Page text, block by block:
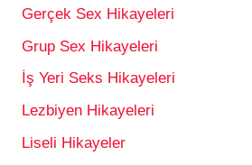
Gerçek Sex Hikayeleri
Grup Sex Hikayeleri
İş Yeri Seks Hikayeleri
Lezbiyen Hikayeleri
Liseli Hikayeler